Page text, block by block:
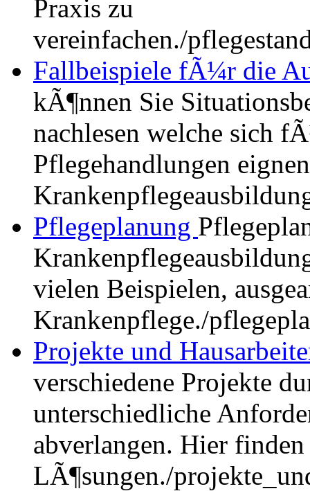
Praxis zu
vereinfachen./
Fallbeispiele fÃ¼r die
kÃ¶nnen Sie
nachlesen welche sich
Pflegehandlungen
Pflegeplanung
vielen Beispielen,
Krankenpflege./
Projekte und
verschiedene Projekte
unterschiedliche
abverlangen. Hier
LÃ¶sungen./